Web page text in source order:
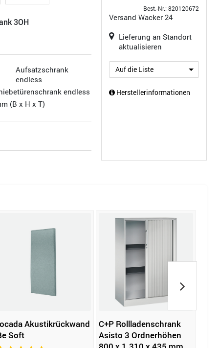
3OH
Aufsatzschrank
endless
endless
(B x H x T)
Best.-Nr.: 820120672
Versand Wacker 24
Lieferung an Standort
aktualisieren
Auf die Liste
Herstellerinformationen
Akustikrückwand
Soft
C+P Rollladenschrank
Asisto 3 Ordnerhöhen